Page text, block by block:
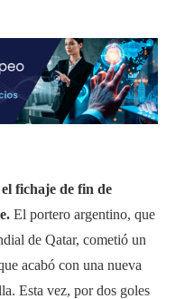
fichaje de fin de
El portero argentino, que
de Qatar, cometió un
acabó con una nueva
Esta vez, por dos goles